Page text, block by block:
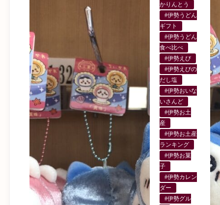
かりんとう
#伊勢うどん
ギフト
#伊勢うどん
食べ比べ
#伊勢えび
#伊勢えびの
だし塩
#伊勢おいな
いさんど
#伊勢お土
産
#伊勢お土産
ランキング
#伊勢お菓
子
#伊勢カレン
ダー
#伊勢グル